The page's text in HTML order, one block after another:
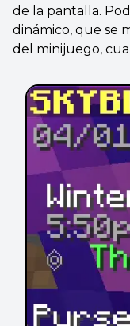
de la pantalla.
dinámico, que se
del minijuego,